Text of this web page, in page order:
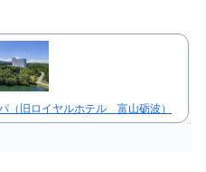
（旧ロイヤルホテル 富山砺波）